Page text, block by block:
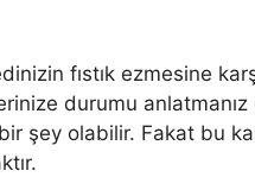
fıstık ezmesine
durumu
şey olabilir. Fakat bu